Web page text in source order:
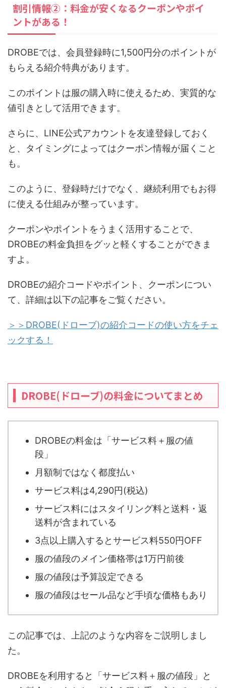
割引情報②：料金が安くなるクーポンやポイ
ントがある！
DROBEでは、会員登録時に1,500円分のポイントが
もらえる紹介特典があります。
このポイントは服の購入時に使えるため、実質的な
値引きとして活用できます。
さらに、LINE公式アカウントを友達登録しておく
と、タイミングによってはクーポン情報が届くこと
も。
このように、登録時だけでなく、継続利用でもお得
に使える仕組みが整っています。
クーポンやポイントをうまく活用することで、
DROBEの料金負担をグッと軽くすることができま
すよ。
DROBEの紹介コードやポイント、クーポンについ
て、詳細は以下の記事をご覧ください。
＞＞DROBE(ドローブ)の紹介コードの使い方をチェ
ックする！
DROBE(ドローブ)の料金についてまとめ
DROBEの料金は「サービス料＋服の値
段」
月額制ではなく都度払い
サービス料は4,290円(税込)
サービス料にはスタイリング料と送料・返
送料が含まれている
3点以上購入するとサービス料550円OFF
服の値段のメイン価格帯は1万円前後
服の値段は予算設定できる
服の値段はセール品など手頃な価格もあり
この記事では、上記のような内容をご説明しまし
た。
DROBEを利用すると「サービス料＋服の値段」と